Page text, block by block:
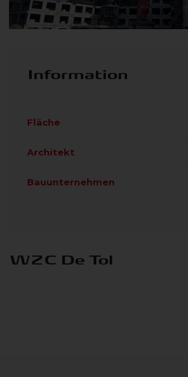
Information
Fläche
Architekt
Bauunternehmen
WZC De Tol